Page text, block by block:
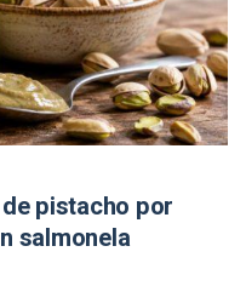
pistacho por
salmonela